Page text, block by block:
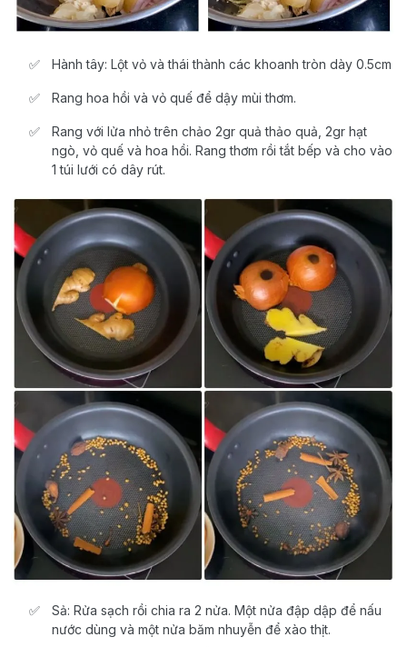
Hành tây: Lột vỏ và thái thành các khoanh tròn dày 0.5cm
Rang hoa hồi và vỏ quế để dậy mùi thơm.
Rang với lửa nhỏ trên chảo 2gr quả thảo quả, 2gr hạt
ngò, vỏ quế và hoa hồi. Rang thơm rồi tắt bếp và cho vào
1 túi lưới có dây rút.
Sả: Rửa sạch rồi chia ra 2 nửa. Một nửa đập dập để nấu
nước dùng và một nửa băm nhuyễn để xào thịt.